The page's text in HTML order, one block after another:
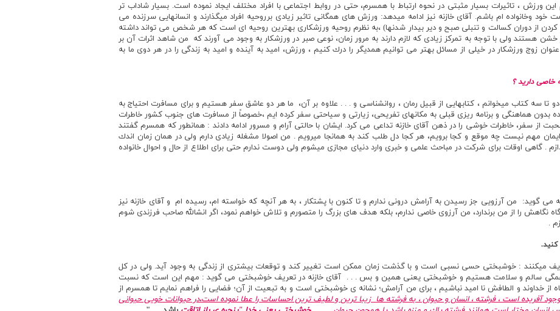
، تاثيرات بسيار مثبتي در نحوه ارتباط با همسرم، حتي در روابط اجتماعي با افراد مختلف ايجاد نموده است. بسيار شاداب تر
وخانواده ام باشم. آقاي خازنه نيز ادامه ميدهد: ورزش هاي همگاني تاثير زيادي برروحيه افراد ميگذارند و انسانهايي سرزنده مي
از دوران كسالت و تنبلي صبح و دير بيدار شدنها) ،‌به نظرم روحيه ورزشكاري بهترين روحيه اي است كه هر شخص مي تواند داشته
خشن هستند ولي با توجه به تمركز زيادي كه لازم دارند به مرور زمان، نوعي صبر در ورزشكار به وجود مي آورند كه من شاهد اثرات آن بر
زوج ورزشكار در خيلي از مسائل بهتر مي توانيم همديگر را درك كنيم ، ورزش، اميد به آينده و اميد به زندگي را در هر دوي ما به
خاصي داريد ؟
تا سه كتاب ميخوانم ، كتابهايي از قبيل رمان ، روانشناسي و . . . علاوه بر آن، ما هر دو عاشق سفر هستيم و براي مسافرت احتياج به
بدون هماهنگي و برنامه ريزي قبلي به مكانهاي تفريحي، زيارتي و سياحتي سفر كرده ايم ،خصوصاً از مسافرت هاي جنوب كشور خاطرات
از سفر، خاطرات خوشي را در ذهن آقاي خازنه تداعي مي كرد. ايشان ‌با حالتي آرام و مسرور ادامه دادند : همانطور كه همسرم گفتند
مهم نيست چه موقع و كجا برويم، هر كجا دل طلب كند به همانجا ميرويم . من اصولا مشغله زيادي دارم ولي در همان زمان اندك
. گاهي اوقات براي شركت در مباحث علمي و خبري وارد دنياي مجازي ميشوم ولي دوست ندارم حتي براي اطلاع از حال و احوال خانواده
مي گويد: من آرزويي جز رسيدن به آرامش دروني ندارم و تا كنون با پشتکار ، به هر آنچه كه خواسته ام، رسيده ام و آقاي خازنه نيز
نگاهش را از من برندارد، من آرزوي خاصي ندارم،‌ بلكه هدف هاي بزرگ را متصورم و تلاش خواهم نمود، اگر انشالله صاحب فرزندي شوم
.
ميكنند : خوشبختي حسي نسبي است و با گذشت زمان ممكن است تغيير كند و توقعات بيشتري از زندگي به وجود آيد. ولي در كل
همگي سالم و سلامت هستيم و خوشبختي يعني همين و بس . . . آقاي خازنه در تعريف خوشبختي مي گويد : مهم اين است كه نسبت
خداوند و الطافش نا اميد نباشيم ، براي من آرامش؛ نشانه ي خوشبختي است و به تبعيت از آن؛ فضايي را فراهم نمايم تا همسرم از
آفريده است ، فرشته ، انسان و حيوان ، به فرشته ها زيبا ترين و لطيف ترين احساسات را عطا نموده است،در حيوانات خويي حيواني